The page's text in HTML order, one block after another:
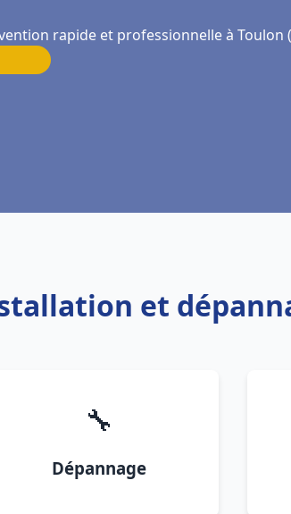
rapide et professionnelle à Toulon
et
🔧
Dépannage